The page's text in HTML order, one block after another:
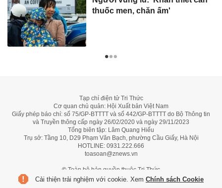
thuốc men, chăn ấm'
Tạp chí điện tử Tri Thức
Cơ quan chủ quản: Hội Xuất bản Việt Nam
Giấy phép báo chí: số 75/GP-BTTTT và số 442/GP-BTTTT do Bộ Thông tin
và Truyền thông cấp ngày 26/02/2020 và ngày 29/11/2023
Tổng biên tập: Lâm Quang Hiếu
Trụ sở: Tầng 10, D29 Phạm Văn Bạch, phường Cầu Giấy, Hà Nội
HOTLINE: 0931.222.666
toasoan@znews.vn
© Toàn bộ bản quyền thuộc Tri Thức
Cải thiện trải nghiệm với cookie. Xem Chính sách Cookie